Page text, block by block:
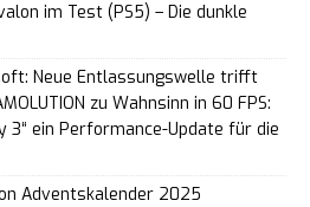
im Test (PS5) – Die dunkle
Neue Entlassungswelle trifft
zu Wahnsinn in 60 FPS:
3“ ein Performance-Update für die
Adventskalender 2025